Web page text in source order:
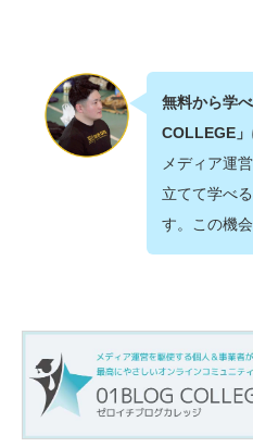
無料から学
COLLEGE」
メディア運
立てて学べ
す。この機